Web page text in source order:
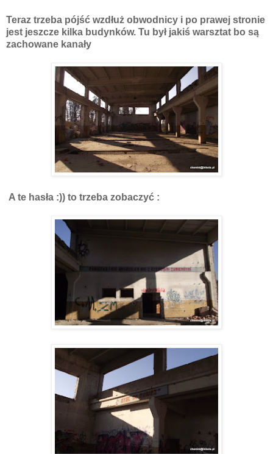
Teraz trzeba pójść wzdłuż obwodnicy i po prawej stronie
jest jeszcze kilka budynków. Tu był jakiś warsztat bo są
zachowane kanały
A te hasła :)) to trzeba zobaczyć :